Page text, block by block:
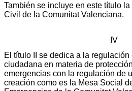
También se incluye en este título
Civil de la Comunitat Valenciana.
IV
El título II se dedica a la
ciudadana en materia de
emergencias con la regulación de
creación como es la Mesa Social